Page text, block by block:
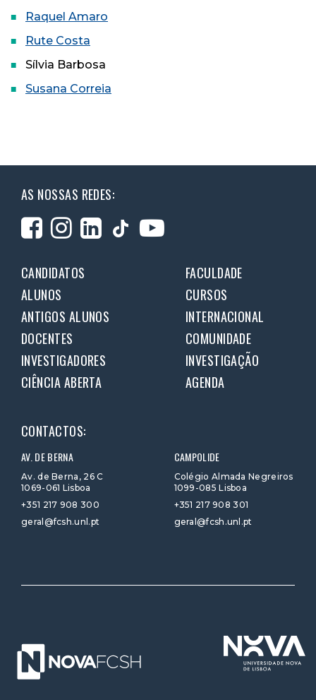
Raquel Amaro
Rute Costa
Sílvia Barbosa
Susana Correia
AS NOSSAS REDES:
CANDIDATOS
FACULDADE
ALUNOS
CURSOS
ANTIGOS ALUNOS
INTERNACIONAL
DOCENTES
COMUNIDADE
INVESTIGADORES
INVESTIGAÇÃO
CIÊNCIA ABERTA
AGENDA
CONTACTOS:
AV. DE BERNA
Av. de Berna, 26 C
1069-061 Lisboa
+351 217 908 300
geral@fcsh.unl.pt
CAMPOLIDE
Colégio Almada Negreiros
1099-085 Lisboa
+351 217 908 301
geral@fcsh.unl.pt